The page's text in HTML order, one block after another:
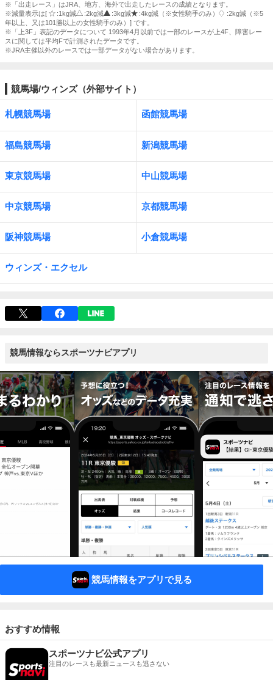
※「出走レース」はJRA、地方、海外で出走したレースの成績となります。
※減量表示は[
:1kg減 :2kg減 :3kg減 :4kg減（※女性騎手のみ）
:2kg減（※5
年以上、又は101勝以上の女性騎手のみ）] です。
※「上3F」表記のデータについて 1993年4月以前では一部のレースが上4F、障害レー
スに関しては平均Fで計測されたデータです。
※JRA主催以外のレースでは一部データがない場合があります。
競馬場/ウィンズ（外部サイト）
札幌競馬場 函館競馬場
福島競馬場 新潟競馬場
東京競馬場 中山競馬場
中京競馬場 京都競馬場
阪神競馬場 小倉競馬場
ウィンズ・エクセル
競馬情報ならスポーツナビアプリ
競馬情報をアプリで見る
おすすめ情報
スポーツナビ公式アプリ
注目のレースも最新ニュースも逃さない